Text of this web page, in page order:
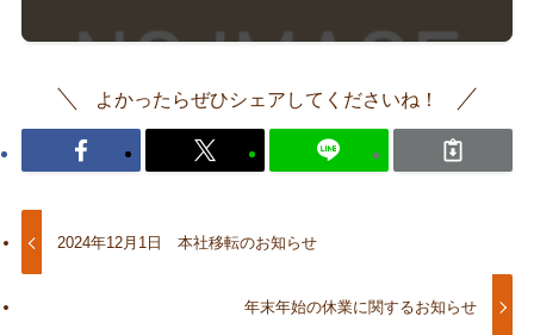
よかったらぜひシェアしてくださいね！
2024年12月1日 本社移転のお知らせ
年末年始の休業に関するお知らせ